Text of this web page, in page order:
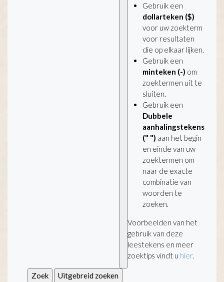
Gebruik een
dollarteken ($)
voor uw zoekterm
voor resultaten
die op elkaar lijken.
Gebruik een
minteken (-) om
zoektermen uit te
sluiten.
Gebruik een
Dubbele
aanhalingstekens
(" ") aan het begin
en einde van uw
zoektermen om
naar de exacte
combinatie van
woorden te
zoeken.
Voorbeelden van het
gebruik van deze
leestekens en meer
zoektips vindt u hier.
Zoek Uitgebreid zoeken